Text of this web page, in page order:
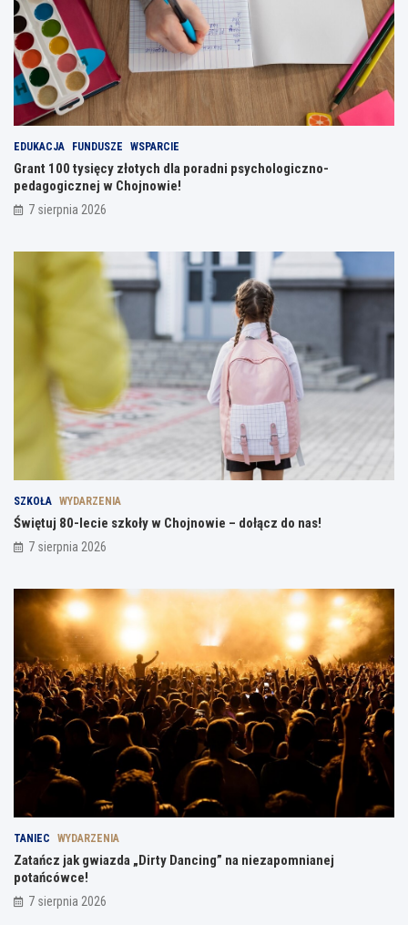
EDUKACJA FUNDUSZE WSPARCIE
Grant 100 tysięcy złotych dla poradni psychologiczno-
pedagogicznej w Chojnowie!
7 sierpnia 2026
SZKOŁA WYDARZENIA
Świętuj 80-lecie szkoły w Chojnowie – dołącz do nas!
7 sierpnia 2026
TANIEC WYDARZENIA
Zatańcz jak gwiazda „Dirty Dancing” na niezapomnianej
potańcówce!
7 sierpnia 2026